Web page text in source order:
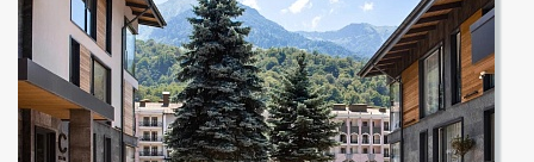
СМОТРЕТЬ ВСЕ ФОТО